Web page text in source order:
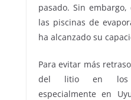
pasado. Sin
las piscinas de
ha alcanzado su
Para evitar más
del litio en los
especialmente en